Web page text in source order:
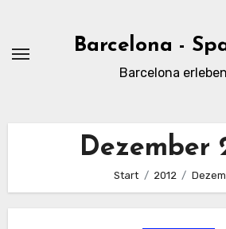
springen
Barcelona -
Barcelona erleben
Dezember
Start 2012